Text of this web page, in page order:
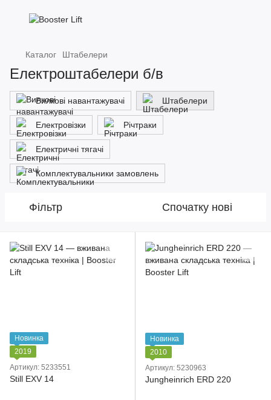
Каталог Штабелери
Електроштабелери б/в
Вилкові навантажувачі Штабелери
Електровізки Річтраки
Електричні тягачі
Комплектувальники замовлень
Фільтр Спочатку нові
Новинка
2019
Артикул: 5233551
Still EXV 14
Новинка
2010
Артикул: 5230963
Jungheinrich ERD 220